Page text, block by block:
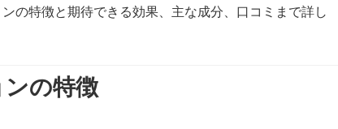
の特徴と期待できる効果、主な成分、口コミまで詳し
ンの特徴